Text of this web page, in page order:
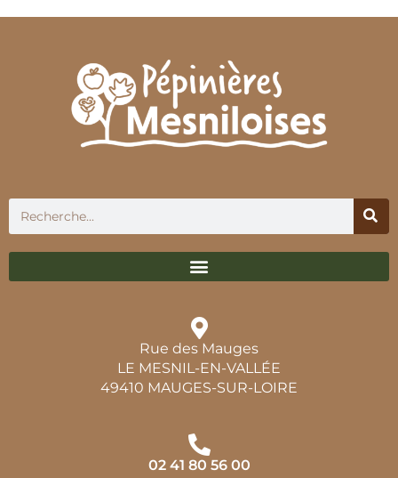
Rue des Mauges
LE MESNIL-EN-VALLÉE
49410 MAUGES-SUR-LOIRE
02 41 80 56 00